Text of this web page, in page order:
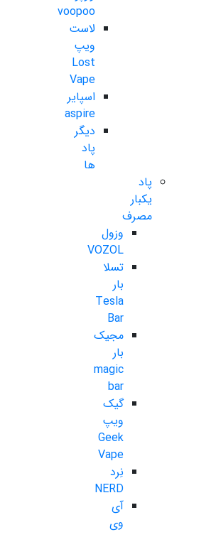
voopoo
لاست
ویپ
Lost
Vape
اسپایر
aspire
دیگر
پاد
ها
پاد
یکبار
مصرف
وزول
VOZOL
تسلا
بار
Tesla
Bar
مجیک
بار
magic
bar
گیک
ویپ
Geek
Vape
نِرد
NERD
آی
وی